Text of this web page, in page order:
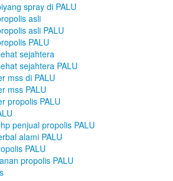
spray di PALU
asli
asli PALU
PALU
sejahtera
sejahtera PALU
mss di PALU
mss PALU
propolis PALU
penjual propolis PALU
alami PALU
PALU
propolis PALU